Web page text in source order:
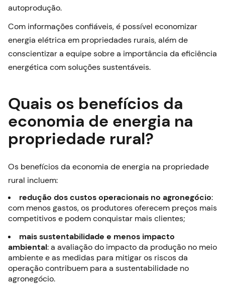
autoprodução.
Com informações confiáveis, é possível economizar
energia elétrica em propriedades rurais, além de
conscientizar a equipe sobre a importância da eficiência
energética com soluções sustentáveis.
Quais os benefícios da
economia de energia na
propriedade rural?
Os benefícios da economia de energia na propriedade
rural incluem:
redução dos custos operacionais no agronegócio:
com menos gastos, os produtores oferecem preços mais
competitivos e podem conquistar mais clientes;
mais sustentabilidade e menos impacto
ambiental: a avaliação do impacto da produção no meio
ambiente e as medidas para mitigar os riscos da
operação contribuem para a sustentabilidade no
agronegócio.